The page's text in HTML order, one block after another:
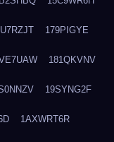
179PIGYE
181QKVNV
19SYNG2F
1AXWRT6R